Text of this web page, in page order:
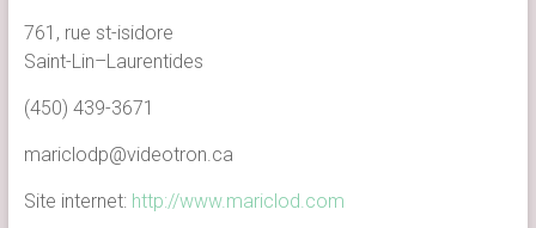
761, rue st-isidore
Saint-Lin–Laurentides
(450) 439-3671
mariclodp@videotron.ca
Site internet: http://www.mariclod.com